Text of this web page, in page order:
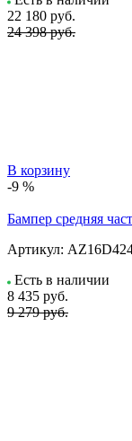
22 180 руб.
24 398 руб.
В корзину
-9 %
Бампер средняя
Артикул:
Есть в наличии
8 435 руб.
9 279 руб.